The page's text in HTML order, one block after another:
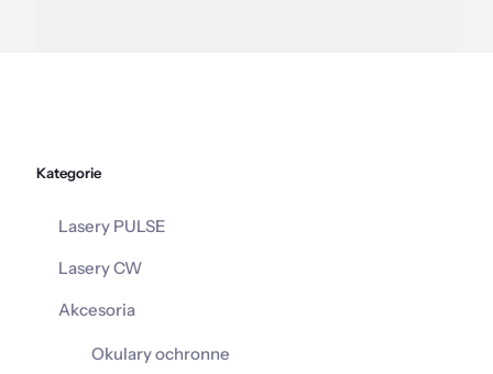
Kategorie
Lasery PULSE
Lasery CW
Akcesoria
Okulary ochronne